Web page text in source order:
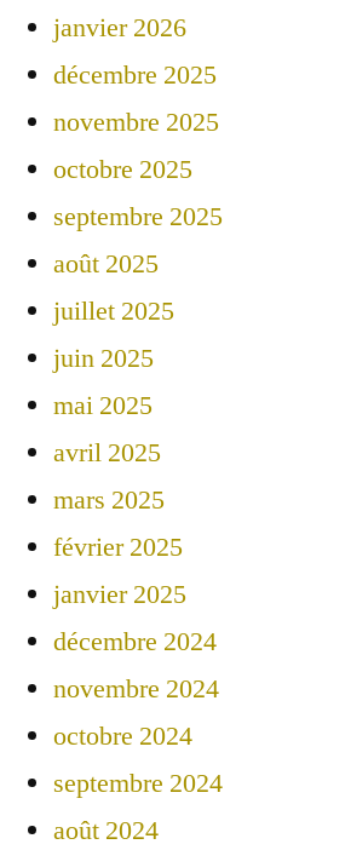
janvier 2026
décembre 2025
novembre 2025
octobre 2025
septembre 2025
août 2025
juillet 2025
juin 2025
mai 2025
avril 2025
mars 2025
février 2025
janvier 2025
décembre 2024
novembre 2024
octobre 2024
septembre 2024
août 2024